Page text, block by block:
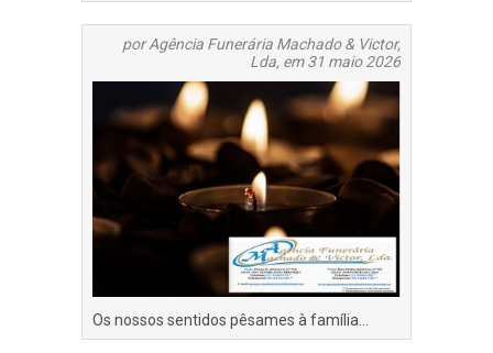
por Agência Funerária Machado & Victor,
Lda, em 31 maio 2026
Os nossos sentidos pêsames à família...